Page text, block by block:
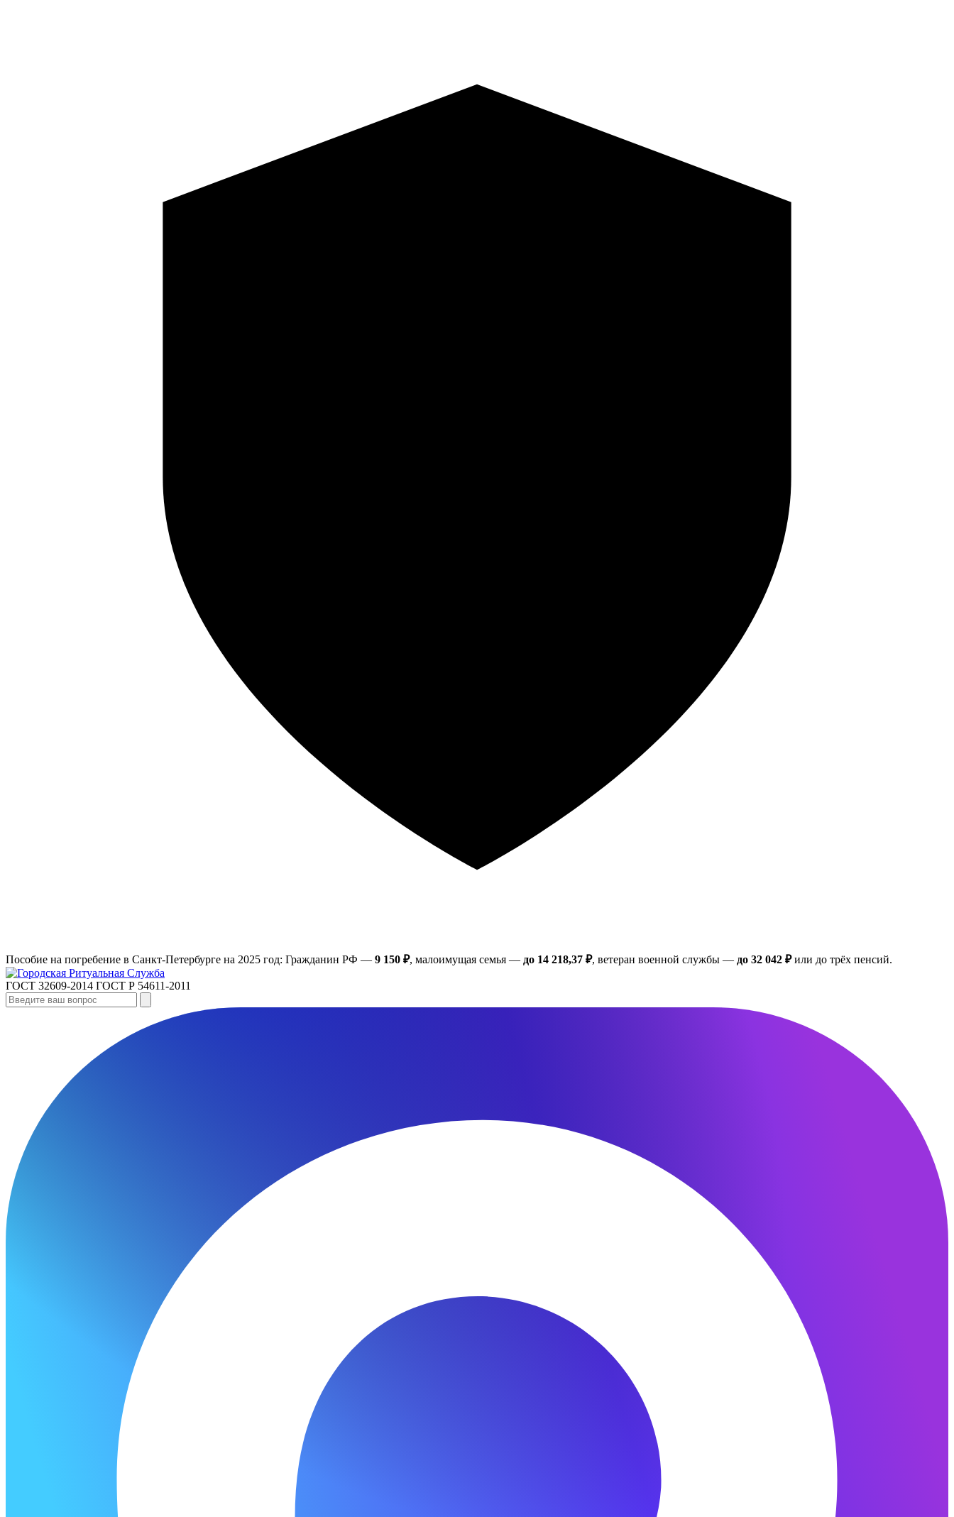
Пособие на погребение в Санкт‑Петербурге на 2025 год: Гражданин РФ — 9 150 ₽, малоимущая семья — до 14 218,37 ₽, ветеран военной службы — до 32 042 ₽или до трёх пенсий.
ГОСТ 32609-2014 ГОСТ Р 54611-2011